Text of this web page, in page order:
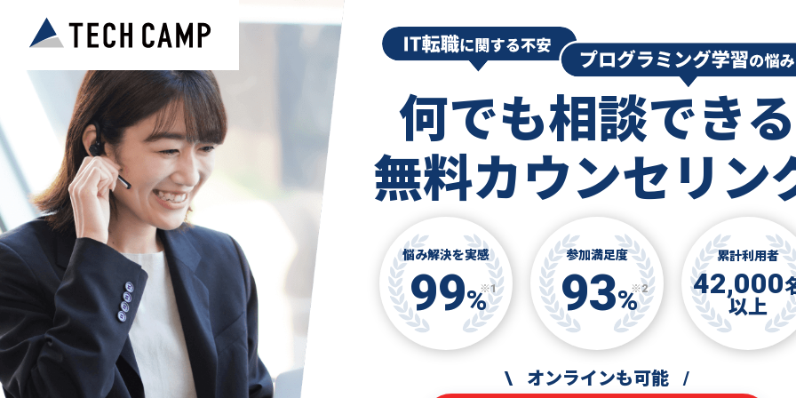
何でも相談できる
無料カウンセリン
悩み解決を実感
99%※1
参加満足度
93%※2
累計利用者
42,000
以上
\ オンラインも可能 /